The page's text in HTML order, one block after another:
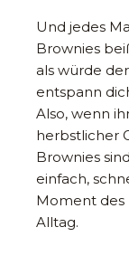
Und jedes
Brownies
als würde
entspann
Also, wenn
herbstlicher
Brownies
einfach,
Moment
Alltag.